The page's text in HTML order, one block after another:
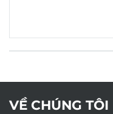
VỀ CHÚNG TÔI